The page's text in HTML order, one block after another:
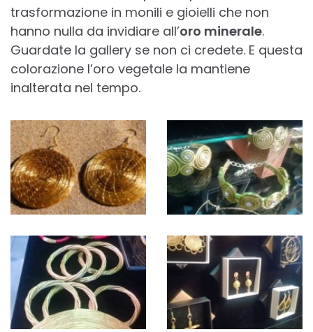
trasformazione in monili e gioielli che non
hanno nulla da invidiare all’oro minerale.
Guardate la gallery se non ci credete. E questa
colorazione l’oro vegetale la mantiene
inalterata nel tempo.